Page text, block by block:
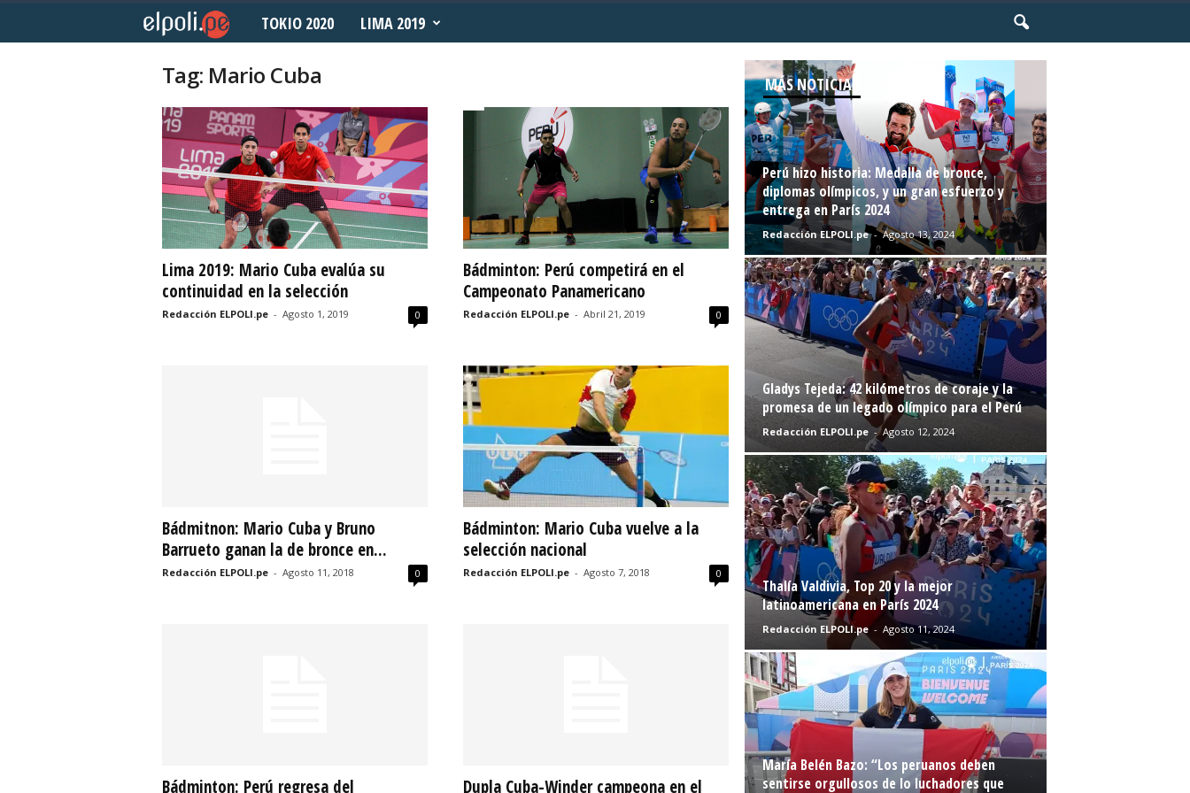
o
l
i
e
v
o
TOKIO 2020 LIMA 2019
Tag: Mario Cuba
Lima 2019: Mario Cuba evalúa su
continuidad en la selección
Redacción ELPOLI.pe - Agosto 1, 2019 0
Bádminton: Perú competirá en el
Campeonato Panamericano
Redacción ELPOLI.pe - Abril 21, 2019 0
Bádmitnon: Mario Cuba y Bruno
Barrueto ganan la de bronce en...
Redacción ELPOLI.pe - Agosto 11, 2018 0
Bádminton: Mario Cuba vuelve a la
selección nacional
Redacción ELPOLI.pe - Agosto 7, 2018 0
Bádminton: Perú regresa del Dupla Cuba-Winder campeona en el
MÁS NOTICIAS
Perú hizo historia: Medalla de bronce,
diplomas olímpicos, y un gran esfuerzo y
entrega en París 2024
Redacción ELPOLI.pe - Agosto 13, 2024
Gladys Tejeda: 42 kilómetros de coraje y la
promesa de un legado olímpico para el Perú
Redacción ELPOLI.pe - Agosto 12, 2024
Thalía Valdivia, Top 20 y la mejor
latinoamericana en París 2024
Redacción ELPOLI.pe - Agosto 11, 2024
María Belén Bazo: “Los peruanos deben
sentirse orgullosos de lo luchadores que